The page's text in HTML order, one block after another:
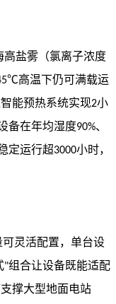
高盐雾（氯离子浓度
高温下仍可满载运
能预热系统实现2小
备在年均湿度90%、
定运行超3000小时，
可灵活配置，单台设
"组合让设备既能适配
撑大型地面电站